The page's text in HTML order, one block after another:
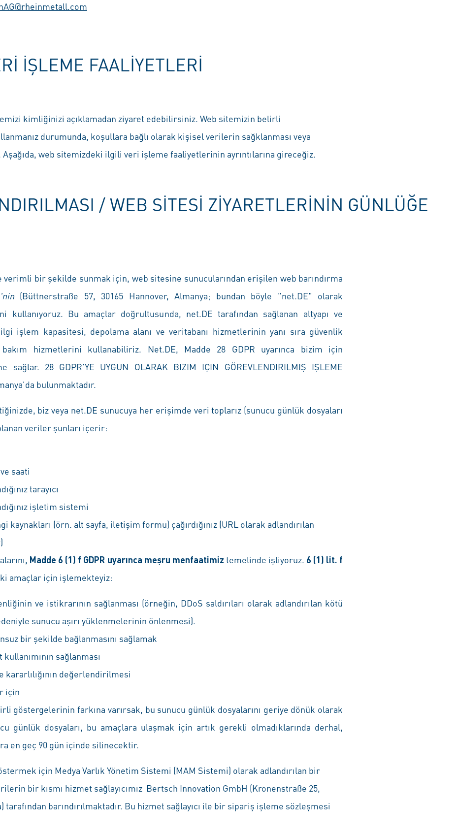
IŞLEME FAALIYETLERI
kimliğinizi açıklamadan ziyaret edebilirsiniz. Web sitemizin belirli
durumunda, koşullara bağlı olarak kişisel verilerin sağklanması veya
web sitemizdeki ilgili veri işleme faaliyetlerinin ayrıntılarına gireceğiz.
/ WEB SITESI ZIYARETLERININ GÜNLÜĞE
verimli bir şekilde sunmak için, web sitesine sunucularından erişilen web barındırma
(Büttnerstraße 57, 30165 Hannover, Almanya; bundan böyle "net.DE" olarak
kullanıyoruz. Bu amaçlar doğrultusunda, net.DE tarafından sağlanan altyapı ve
işlem kapasitesi, depolama alanı ve veritabanı hizmetlerinin yanı sıra güvenlik
hizmetlerini kullanabiliriz. Net.DE, Madde 28 GDPR uyarınca bizim için
sağlar. 28 GDPR'YE UYGUN OLARAK BIZIM IÇIN GÖREVLENDIRILMIŞ IŞLEME
bulunmaktadır.
biz veya net.DE sunucuya her erişimde veri toplarız (sunucu günlük dosyaları
veriler şunları içerir:
saati
tarayıcı
işletim sistemi
kaynakları (örn. alt sayfa, iletişim formu) çağırdığınız (URL olarak adlandırılan
Madde 6 (1) f GDPR uyarınca meşru menfaatimiz temelinde işliyoruz. 6 (1) lit. f
amaçlar için işlemekteyiz:
ve istikrarının sağlanması (örneğin, DDoS saldırıları olarak adlandırılan kötü
sunucu aşırı yüklenmelerinin önlenmesi).
bir şekilde bağlanmasını sağlamak
sağlanması
kararlılığının değerlendirilmesi
için
göstergelerinin farkına varırsak, bu sunucu günlük dosyalarını geriye dönük olarak
günlük dosyaları, bu amaçlara ulaşmak için artık gerekli olmadıklarında derhal,
en geç 90 gün içinde silinecektir.
için Medya Varlık Yönetim Sistemi (MAM Sistemi) olarak adlandırılan bir
bir kısmı hizmet sağlayıcımız Bertsch Innovation GmbH (Kronenstraße 25,
tarafından barındırılmaktadır. Bu hizmet sağlayıcı ile bir sipariş işleme sözleşmesi